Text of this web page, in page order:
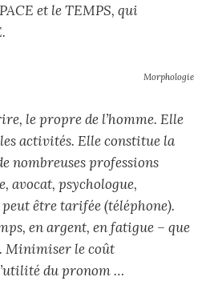
et le TEMPS, qui
Morphologie
le propre de l’homme. Elle
activités. Elle constitue la
nombreuses professions
avocat, psychologue,
être tarifée (téléphone).
en argent, en fatigue – que
Minimiser le coût
du pronom …